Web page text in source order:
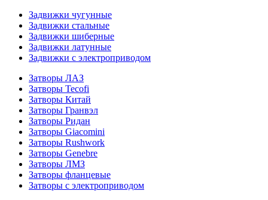
Задвижки чугунные
Задвижки стальные
Задвижки шиберные
Задвижки латунные
Задвижки с электроприводом
Затворы ЛАЗ
Затворы Tecofi
Затворы Китай
Затворы Гранвэл
Затворы Ридан
Затворы Giacomini
Затворы Rushwork
Затворы Genebre
Затворы ЛМЗ
Затворы фланцевые
Затворы с электроприводом